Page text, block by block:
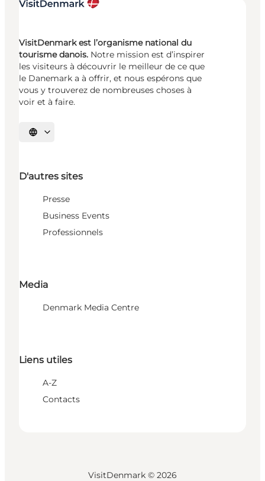
VisitDenmark est l’organisme national du
tourisme danois. Notre mission est d’inspirer
les visiteurs à découvrir le meilleur de ce que
le Danemark a à offrir, et nous espérons que
vous y trouverez de nombreuses choses à
voir et à faire.
Choisissez la langue
D'autres sites
Presse
Business Events
Professionnels
Media
Denmark Media Centre
Liens utiles
A-Z
Contacts
VisitDenmark © 2026